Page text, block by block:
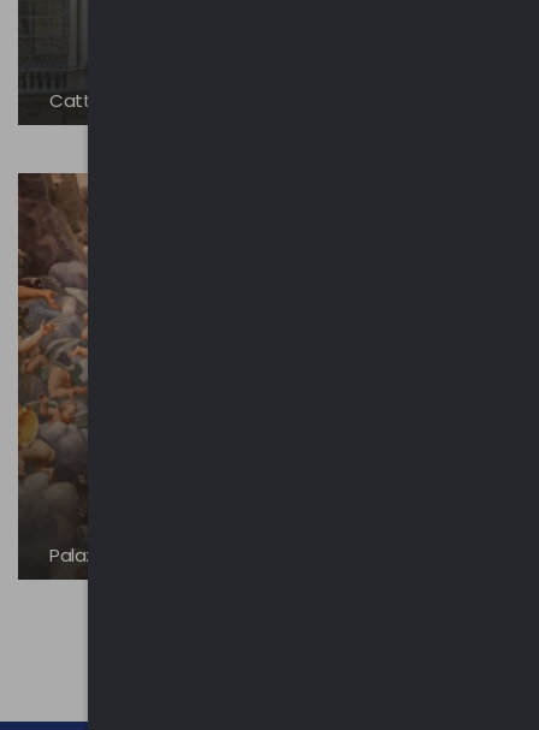
Cattedrale di San Pietro - Duomo di Mantova
Palazzo del Te